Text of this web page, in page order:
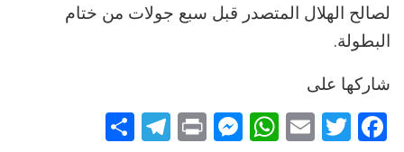
لصالح الهلال المتصدر قبل سبع جولات من ختام
البطولة.
شاركها على
Facebook
Twitter
Email
WhatsApp
Messenger
Print
Telegram